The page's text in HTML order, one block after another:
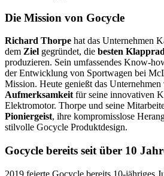
Die Mission von Gocycle
Richard Thorpe hat das Unternehmen
dem Ziel gegründet, die besten
produzieren. Sein umfassendes Know-
der Entwicklung von Sportwagen bei
Mission. Heute genießt das Unternehmen
Aufmerksamkeit für seine innovativen
Elektromotor. Thorpe und seine
Pioniergeist, ihre kompromisslose
stilvolle Gocycle Produktdesign.
Gocycle bereits seit über 10
2019 feierte Gocycle bereits 10-jähriges